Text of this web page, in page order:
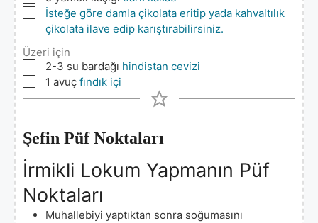
▢
İsteğe göre damla çikolata eritip yada kahvaltılık
çikolata ilave edip karıştırabilirsiniz.
Üzeri için
▢
2-3 su bardağı hindistan cevizi
▢1 avuç fındık içi
Şefin Püf Noktaları
İrmikli Lokum Yapmanın Püf
Noktaları
Muhallebiyi yaptıktan sonra soğumasını